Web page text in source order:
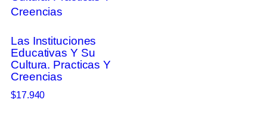
Las Instituciones
Educativas Y Su
Cultura. Practicas Y
Creencias
$17.940